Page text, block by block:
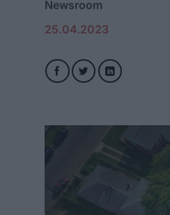
Newsroom
25.04.2023